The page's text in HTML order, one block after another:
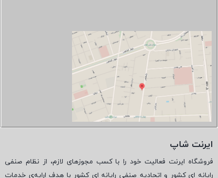
ایرنت شاپ
فروشگاه ایرنت فعالیت خود را با کسب مجوزهای لازم، از نظام صنفی
رایانه ای کشور و اتحادیه صنفی رایانه ای کشور با هدف ارایه‌ی خدمات